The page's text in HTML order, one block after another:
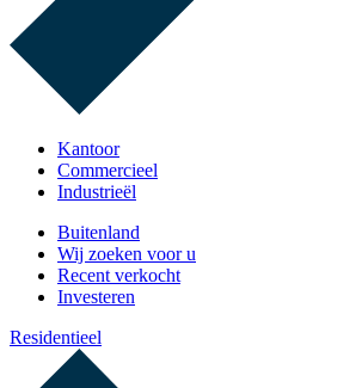
Kantoor
Commercieel
Industrieël
Buitenland
Wij zoeken voor u
Recent verkocht
Investeren
Residentieel